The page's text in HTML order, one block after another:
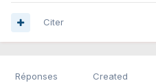
Citer
Réponses Created